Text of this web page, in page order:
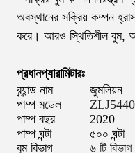
অবস্থানের সক্রিয় কম্পন
করে। আরও স্থিতিশীল বুম,
প্রধানপ্যারামিটারঃ
ব্র্যান্ড নাম
জুমলিয়ন
পাম্প মডেল
পাম্প বছর
2020
পাম্প ঘন্টা
৫০০ ঘন্টা
বুম বিভাগ
৬ টি